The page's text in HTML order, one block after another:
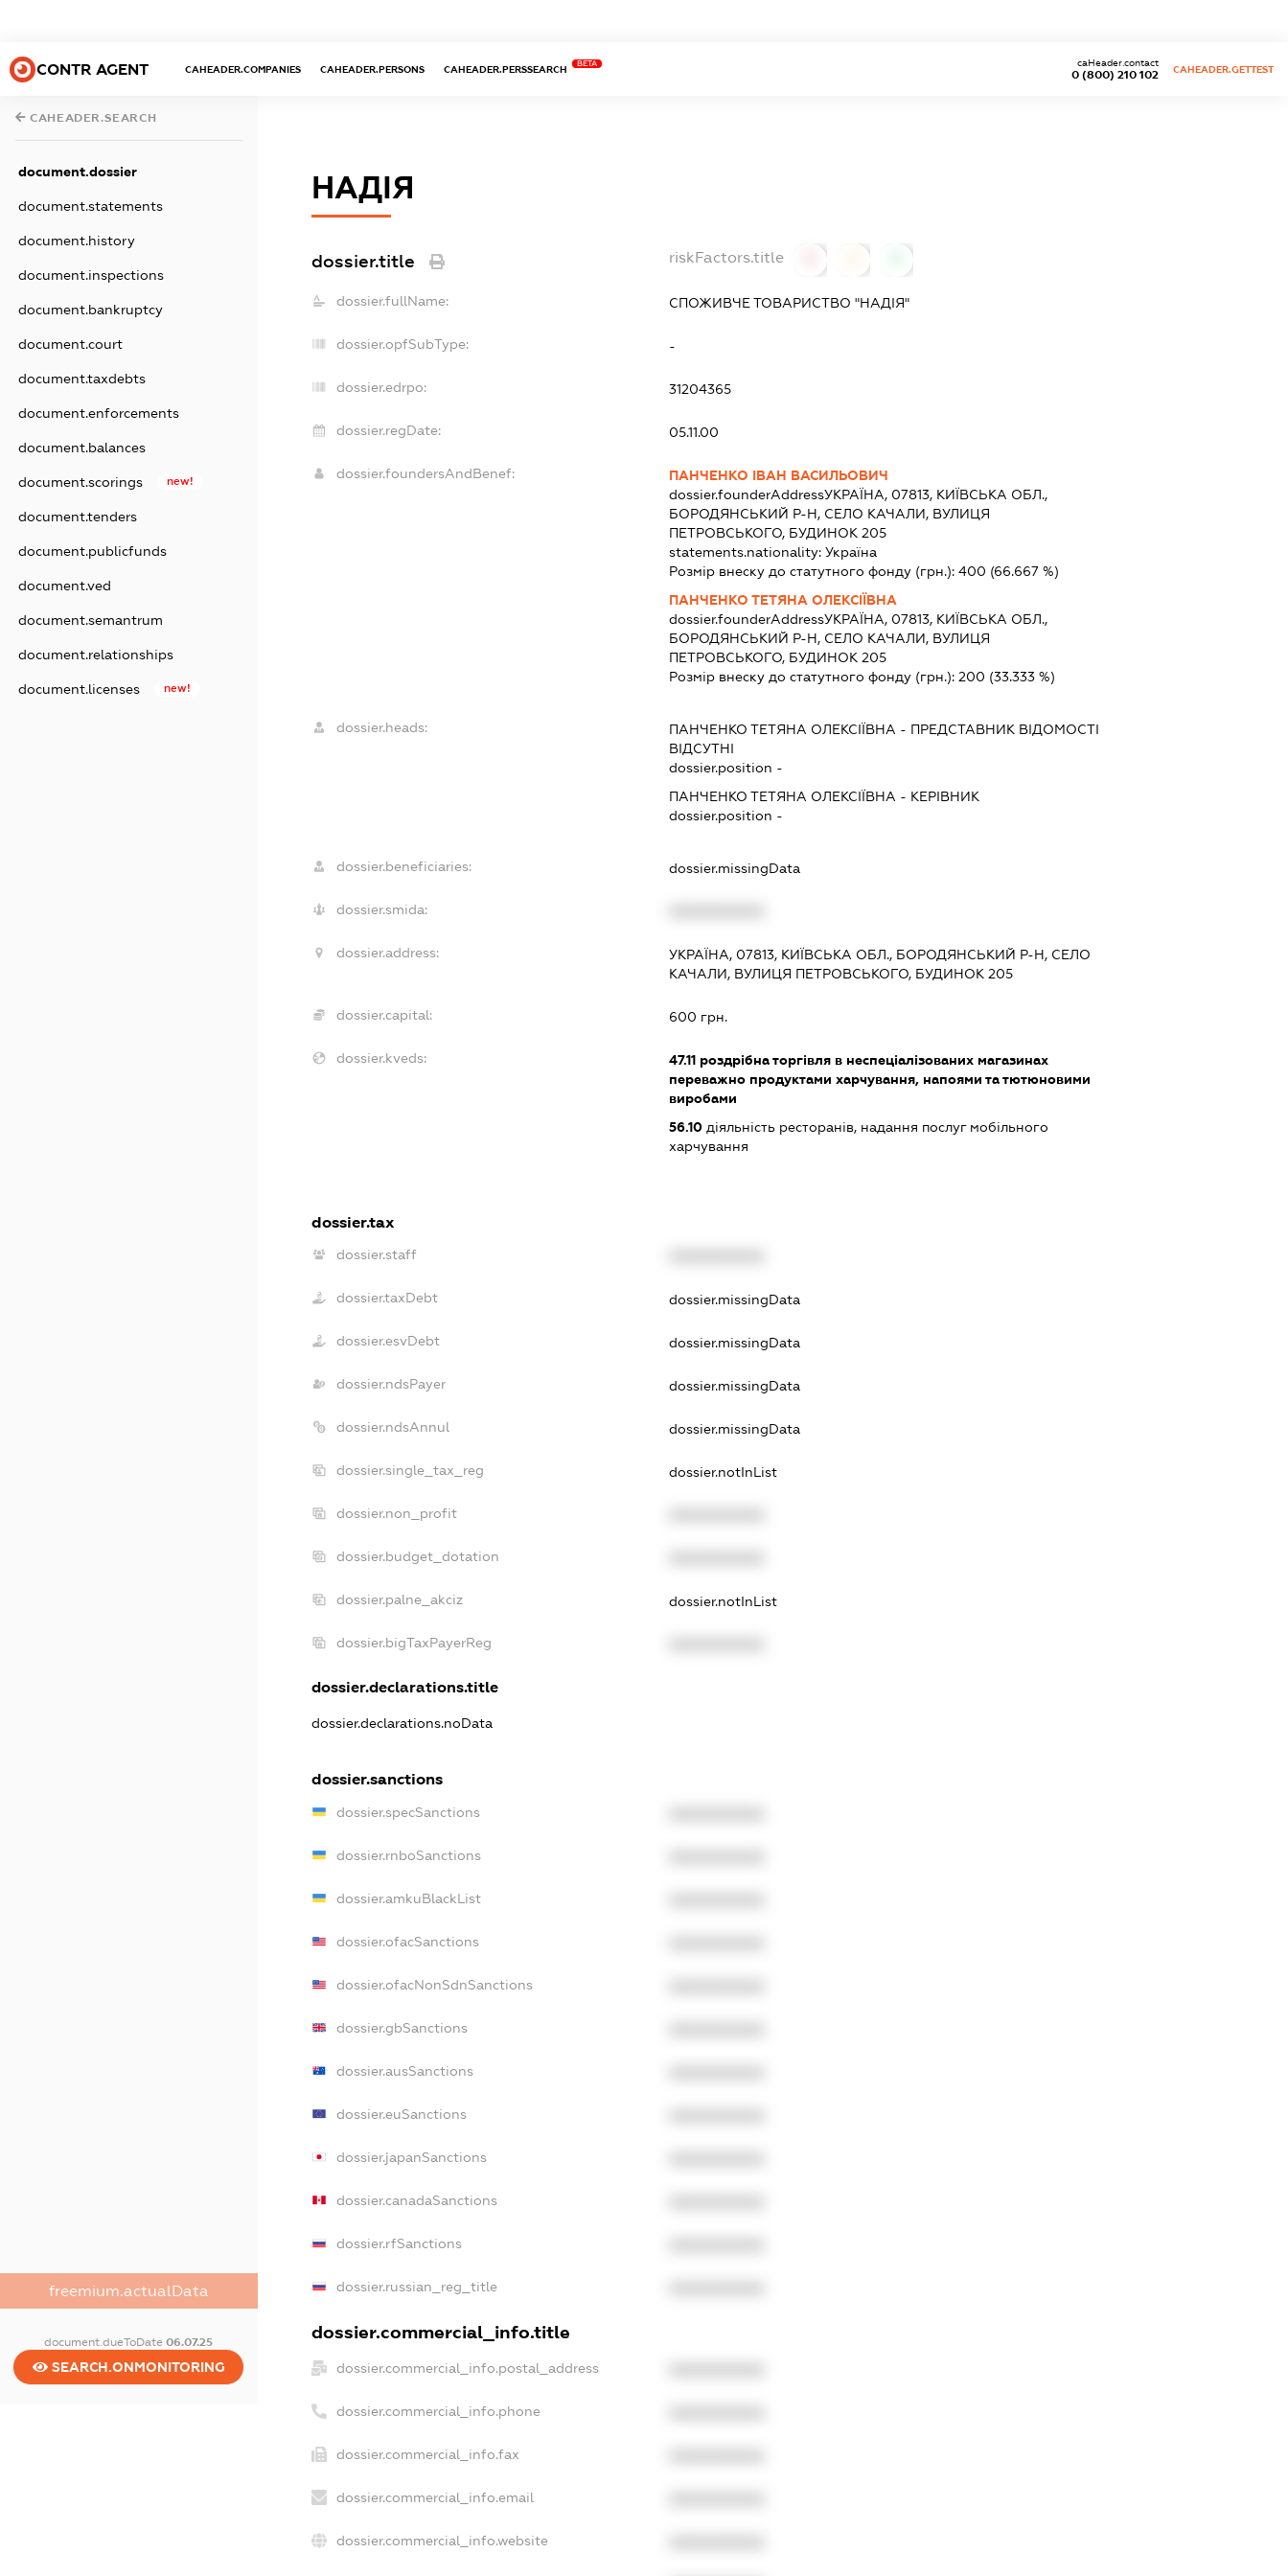
CONTR AGENT CAHEADER.COMPANIES CAHEADER.PERSONS CAHEADER.PERSSEARCH
BETA
0 (800) 210 102
caHeader.contact
CAHEADER.GETTEST
CAHEADER.SEARCH
document.dossier
document.statements
document.history
document.inspections
document.bankruptcy
document.court
document.taxdebts
document.enforcements
document.balances
document.scorings new!
document.tenders
document.publicfunds
document.ved
document.semantrum
document.relationships
document.licenses new!
freemium.actualData
document.dueToDate06.07.25
SEARCH.ONMONITORING
НАДІЯ
dossier.title riskFactors.title
dossier.fullName: СПОЖИВЧЕ ТОВАРИСТВО "НАДІЯ"
dossier.opfSubType: -
dossier.edrpo: 31204365
dossier.regDate: 05.11.00
dossier.foundersAndBenef:
ПАНЧЕНКО ІВАН ВАСИЛЬОВИЧ
dossier.founderAddressУКРАЇНА, 07813, КИЇВСЬКА ОБЛ.,
БОРОДЯНСЬКИЙ Р-Н, СЕЛО КАЧАЛИ, ВУЛИЦЯ
ПЕТРОВСЬКОГО, БУДИНОК 205
statements.nationality: Україна
Розмір внеску до статутного фонду (грн.): 400 (66.667 %)
ПАНЧЕНКО ТЕТЯНА ОЛЕКСІЇВНА
dossier.founderAddressУКРАЇНА, 07813, КИЇВСЬКА ОБЛ.,
БОРОДЯНСЬКИЙ Р-Н, СЕЛО КАЧАЛИ, ВУЛИЦЯ
ПЕТРОВСЬКОГО, БУДИНОК 205
Розмір внеску до статутного фонду (грн.): 200 (33.333 %)
dossier.heads: ПАНЧЕНКО ТЕТЯНА ОЛЕКСІЇВНА - ПРЕДСТАВНИК ВІДОМОСТІ
ВІДСУТНІ
dossier.position -
ПАНЧЕНКО ТЕТЯНА ОЛЕКСІЇВНА - КЕРІВНИК
dossier.position -
dossier.beneficiaries: dossier.missingData
dossier.smida:
dossier.address:
УКРАЇНА, 07813, КИЇВСЬКА ОБЛ., БОРОДЯНСЬКИЙ Р-Н, СЕЛО
КАЧАЛИ, ВУЛИЦЯ ПЕТРОВСЬКОГО, БУДИНОК 205
dossier.capital: 600 грн.
dossier.kveds: 47.11роздрібна торгівля в неспеціалізованих магазинах
переважно продуктами харчування, напоями та тютюновими
виробами
56.10діяльність ресторанів, надання послуг мобільного
харчування
dossier.tax
dossier.staff
dossier.taxDebt dossier.missingData
dossier.esvDebt dossier.missingData
dossier.ndsPayer dossier.missingData
dossier.ndsAnnul dossier.missingData
dossier.single_tax_reg dossier.notInList
dossier.non_profit
dossier.budget_dotation
dossier.palne_akciz dossier.notInList
dossier.bigTaxPayerReg
dossier.declarations.title
dossier.declarations.noData
dossier.sanctions
dossier.specSanctions
dossier.rnboSanctions
dossier.amkuBlackList
dossier.ofacSanctions
dossier.ofacNonSdnSanctions
dossier.gbSanctions
dossier.ausSanctions
dossier.euSanctions
dossier.japanSanctions
dossier.canadaSanctions
dossier.rfSanctions
dossier.russian_reg_title
dossier.commercial_info.title
dossier.commercial_info.postal_address
dossier.commercial_info.phone
dossier.commercial_info.fax
dossier.commercial_info.email
dossier.commercial_info.website